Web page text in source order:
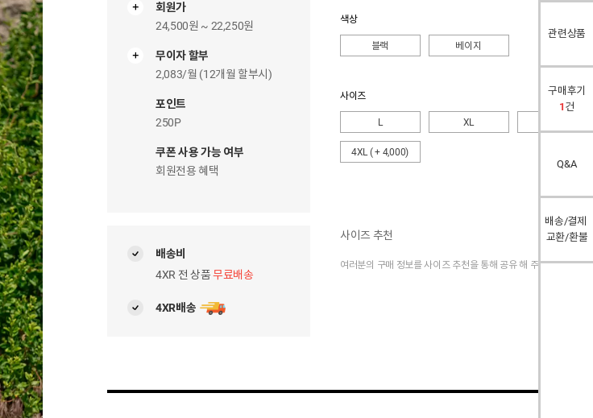
관련상품
구매후기
1 건
Q&A
배송/결제
교환/환불
회원가
24,500원 ~ 22,250원
무
무이자 할부
2,083/월 (12개월 할부시)
포인트
250P
쿠폰 사용 가능 여부
회원전용 혜택
배송비
4XR 전 상품무료배송
4XR배송
색상
블랙 베이지
사이즈
L XL
4XL( + 4,000)
사이즈 추천
여러분의 구매 정보를 사이즈 추천을 통해 공유 해 주세요.